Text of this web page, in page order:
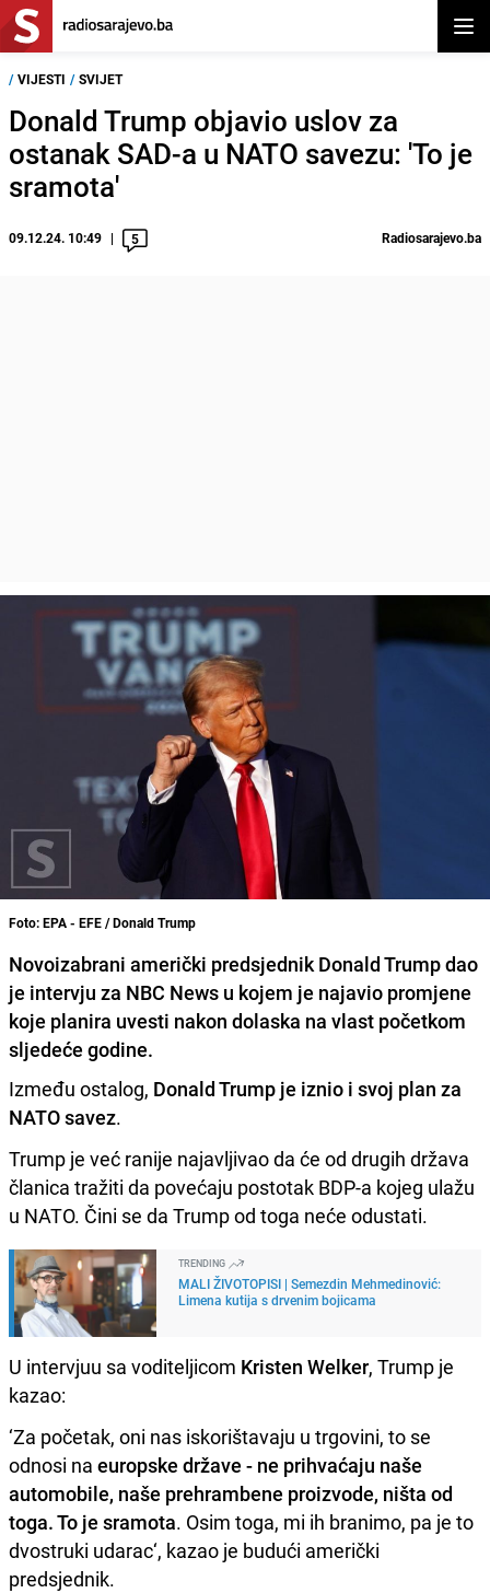
/ VIJESTI / SVIJET
Donald Trump objavio uslov za
ostanak SAD-a u NATO savezu: 'To je
sramota'
09.12.24. 10:49 5 Radiosarajevo.ba
Foto: EPA - EFE / Donald Trump
Novoizabrani američki predsjednik Donald Trump dao
je intervju za NBC News u kojem je najavio promjene
koje planira uvesti nakon dolaska na vlast početkom
sljedeće godine.
Između ostalog, Donald Trump je iznio i svoj plan za
NATO savez.
Trump je već ranije najavljivao da će od drugih država
članica tražiti da povećaju postotak BDP-a kojeg ulažu
u NATO. Čini se da Trump od toga neće odustati.
TRENDING
MALI ŽIVOTOPISI | Semezdin Mehmedinović:
Limena kutija s drvenim bojicama
U intervjuu sa voditeljicom Kristen Welker, Trump je
kazao:
‘Za početak, oni nas iskorištavaju u trgovini, to se
odnosi na europske države - ne prihvaćaju naše
automobile, naše prehrambene proizvode, ništa od
toga. To je sramota. Osim toga, mi ih branimo, pa je to
dvostruki udarac‘, kazao je budući američki
predsjednik.